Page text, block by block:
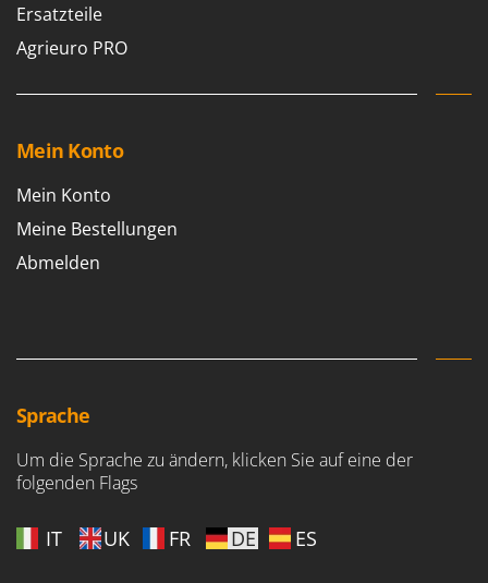
Ersatzteile
Agrieuro PRO
Mein Konto
Mein Konto
Meine Bestellungen
Abmelden
Sprache
Um die Sprache zu ändern, klicken Sie auf eine der
folgenden Flags
IT UK FR DE ES